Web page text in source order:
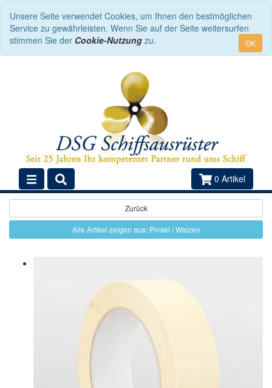
Unsere Seite verwendet Cookies, um Ihnen den bestmöglichen
Service zu gewährleisten. Wenn Sie auf der Seite weitersurfen
stimmen Sie der Cookie-Nutzung zu. OK
0 Artikel
Zurück
Alle Artikel zeigen aus: Pinsel / Walzen